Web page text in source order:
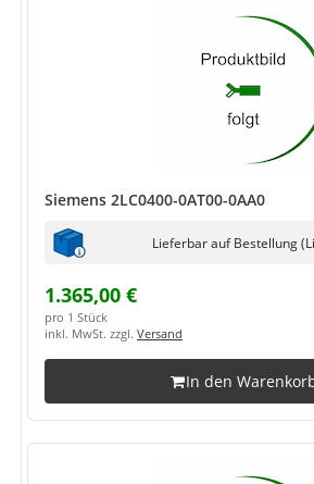
Siemens 2LC0400-0AT00-0AA0
Lieferbar auf Bestellung
1.365,00 €
pro 1 Stück
inkl. MwSt. zzgl. Versand
In den